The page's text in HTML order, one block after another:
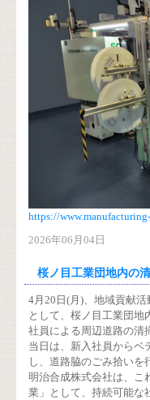
https://
2026年06月04日
桜ノ目工業団地内の
4月20日(月)、地域貢献
として、桜ノ目工業団地
社員による周辺道路の清
当日は、新入社員からベ
し、道路脇のごみ拾いを
明治合成株式会社は、こ
業」として、持続可能な